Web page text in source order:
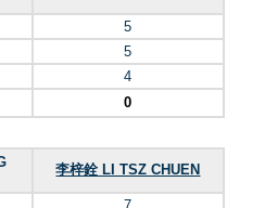
5
5
4
0
李梓銓 LI TSZ CHUEN